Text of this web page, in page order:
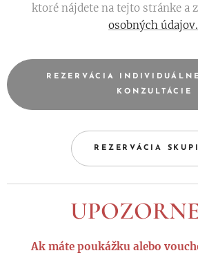
ktoré nájdete na tejto stránke a
osobných údajov.
REZERVÁCIA
KONZULTÁCIE
REZERVÁCIA
Ak máte poukážku alebo